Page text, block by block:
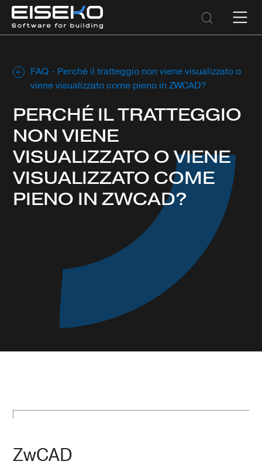
FAQ - Perché il tratteggio non viene visualizzato o
viene visualizzato come pieno in ZWCAD?
PERCHÉ IL TRATTEGGIO
NON VIENE
VISUALIZZATO O VIENE
VISUALIZZATO COME
PIENO IN ZWCAD?
ZwCAD